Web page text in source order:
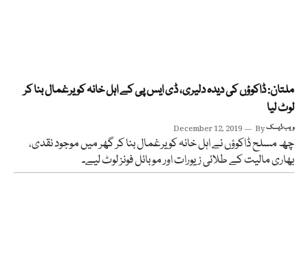
ملتان: ڈاکوؤں کی دیدہ دلیری، ڈی ایس پی کے اہل خانہ کو یرغمال بنا کر
لوٹ لیا
December 12, 2019 Byویب ڈیسک
چھ مسلح ڈاکوؤں نے اہل خانہ کو یرغمال بنا کر گھر میں موجود نقدی،
بھاری مالیت کے طلائی زیورات اور موبائل فونز لوٹ لیے۔